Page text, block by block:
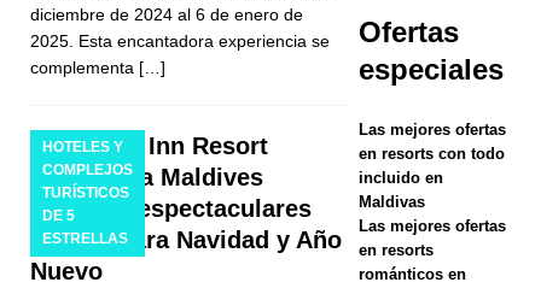
noviembre
Navidad y el
Año Nuevo
en Vakkaru
diciembre de 2024 al 6 de enero de
2025. Esta encantadora experiencia se
complementa […]
HOTELES Y
COMPLEJOS
TURÍSTICOS
DE 5
ESTRELLAS
Holiday Inn Resort
Kandooma Maldives
presenta espectaculares
ofertas para Navidad y Año
Nuevo
Ofertas
especiales
Las mejores ofertas
en resorts con todo
incluido en
Maldivas
Las mejores ofertas
en resorts
románticos en